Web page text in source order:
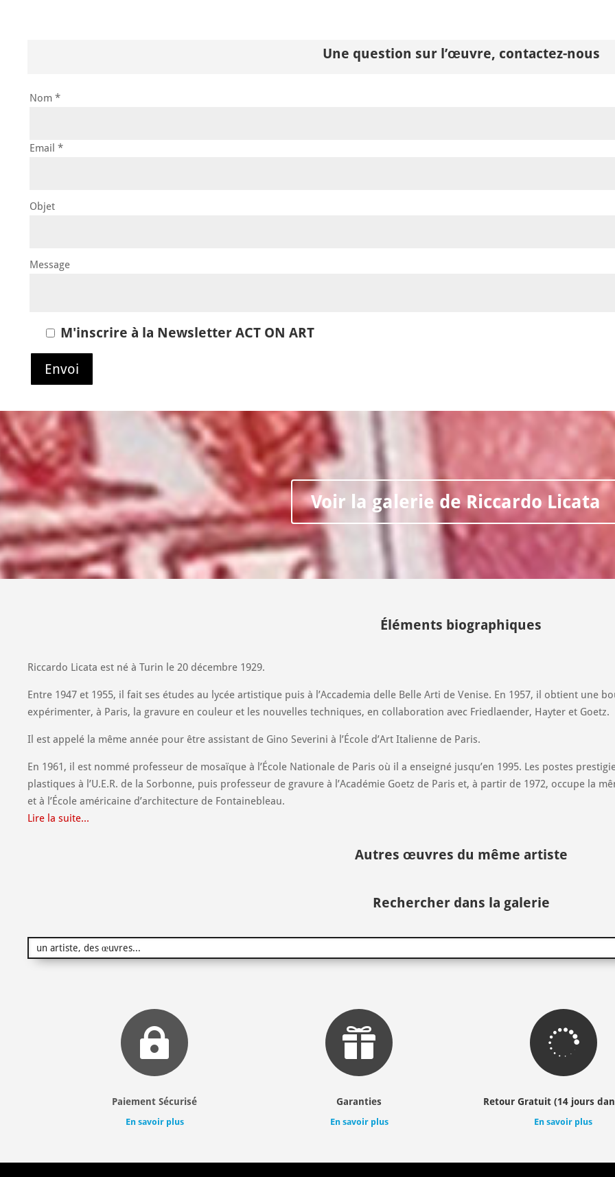
Une question sur l’œuvre, contactez-nous
Nom *
Email *
Objet
Message
M'inscrire à la Newsletter ACT ON ART
Voir la galerie de Riccardo Licata
Éléments biographiques
Riccardo Licata est né à Turin le 20 décembre 1929.
Entre 1947 et 1955, il fait ses études au lycée artistique puis à l’Accademia delle Belle Arti de Venise. En 1957, il obtient une
expérimenter, à Paris, la gravure en couleur et les nouvelles techniques, en collaboration avec Friedlaender, Hayter et Goetz.
Il est appelé la même année pour être assistant de Gino Severini à l’École d’Art Italienne de Paris.
En 1961, il est nommé professeur de mosaïque à l’École Nationale de Paris où il a enseigné jusqu’en 1995. Les postes
plastiques à l’U.E.R. de la Sorbonne, puis professeur de gravure à l’Académie Goetz de Paris et, à partir de 1972, occupe la
et à l’École américaine d’architecture de Fontainebleau.
Lire la suite...
Autres œuvres du même artiste
Rechercher dans la galerie

Paiement Sécurisé
En savoir plus

Garanties
En savoir plus

Retour Gratuit (14 jours
En savoir plus